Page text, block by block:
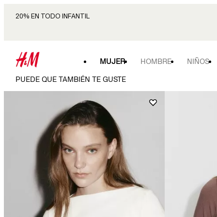
20% EN TODO INFANTIL
MUJER HOMBRE NIÑOS
PUEDE QUE TAMBIÉN TE GUSTE